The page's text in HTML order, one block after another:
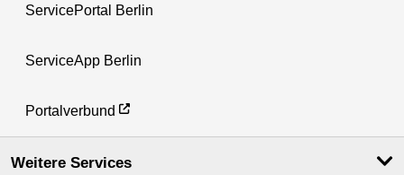
ServicePortal Berlin
ServiceApp Berlin
Portalverbund
Weitere Services